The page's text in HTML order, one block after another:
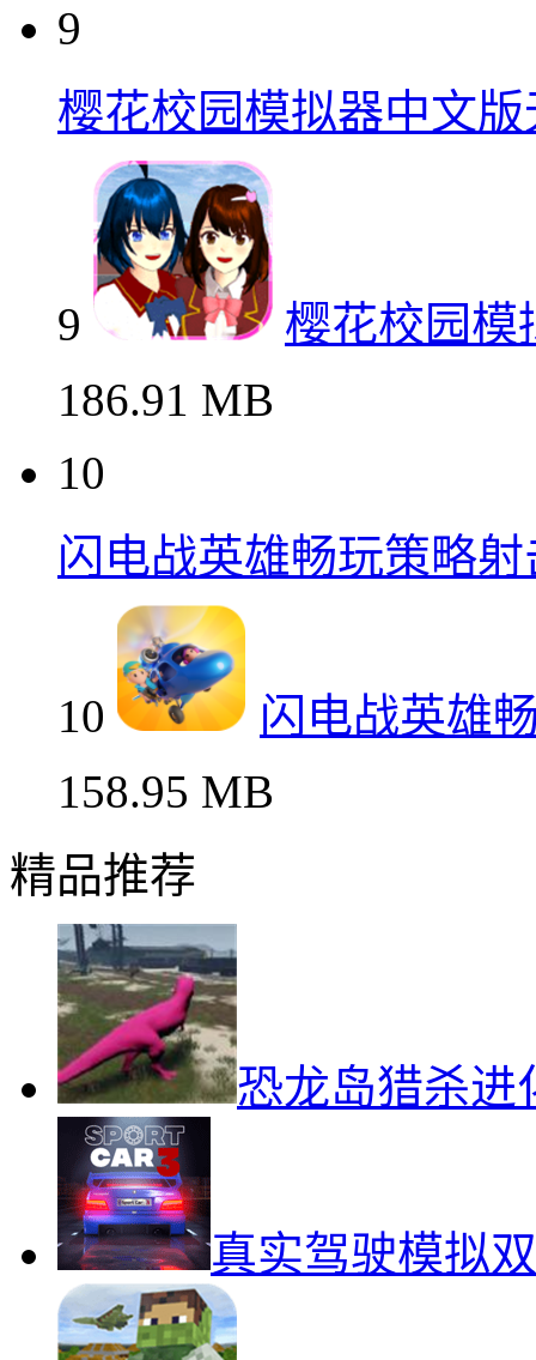
9
樱花校园模拟器中文
9
樱花校园模
186.91 MB
10
闪电战英雄畅玩策略
10
闪电战英雄
158.95 MB
精品推荐
恐龙岛猎杀进
真实驾驶模拟